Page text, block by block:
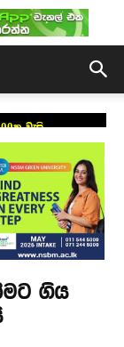
වැසි
ගිය